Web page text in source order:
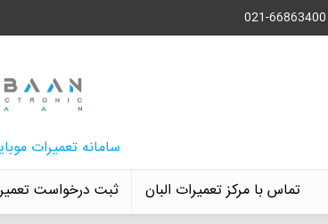
021-66863400
سامانه تعمیرات
تماس با مرکز تعمیرات البان
ثبت درخواست